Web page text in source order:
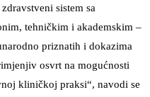
sistem sa
tehničkim i akademskim –
priznatih i dokazima
osvrt na mogućnosti
kliničkoj praksi“, navodi se